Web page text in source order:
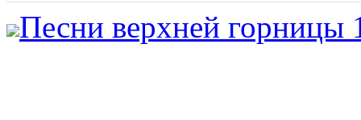
Песни верхней горницы